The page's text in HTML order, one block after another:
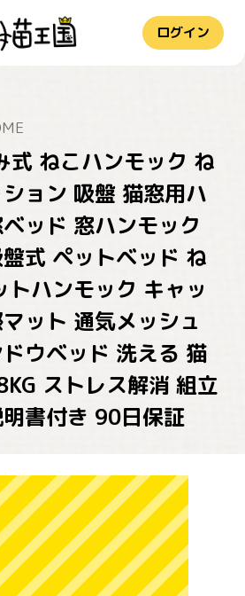
ログイン
式 ねこハンモック ね
ョン 吸盤 猫窓用ハ
ッド 窓ハンモック
式 ペットベッド ね
トハンモック キャッ
ット 通気メッシュ
ウベッド 洗える 猫
ストレス解消 組立
書付き 90日保証